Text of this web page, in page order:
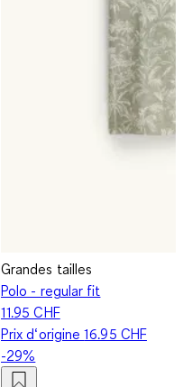
Grandes tailles
Polo - regular fit
11.95 CHF
Prix d‘origine16.95 CHF
-29%